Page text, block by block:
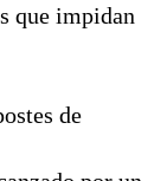
que impidan
de